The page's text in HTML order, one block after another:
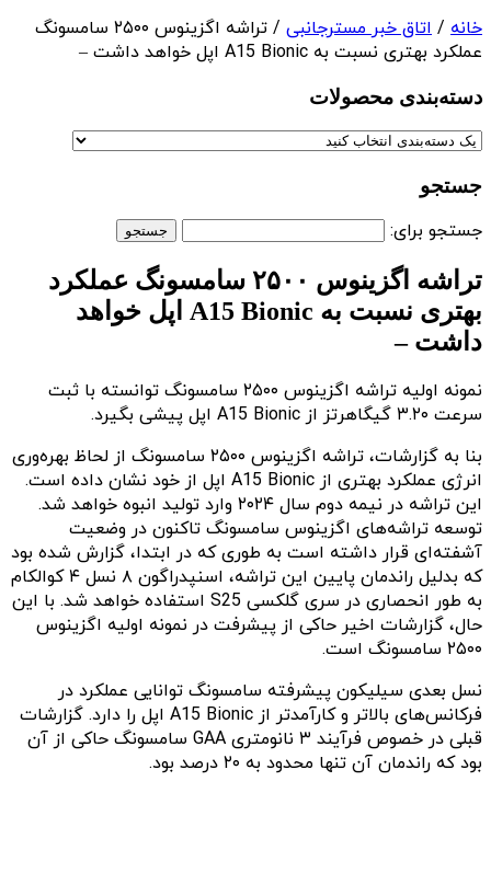
خانه / اتاق خبر مسترجانبی
/ تراشه اگزینوس ۲۵۰۰ سامسونگ
عملکرد بهتری نسبت به A15 Bionic اپل خواهد داشت –
دسته‌بندی‌ محصولات
جستجو
جستجو برای:
تراشه اگزینوس ۲۵۰۰ سامسونگ عملکرد
بهتری نسبت به A15 Bionic اپل خواهد
داشت –
نمونه اولیه تراشه اگزینوس ۲۵۰۰ سامسونگ توانسته با ثبت
سرعت ۳.۲۰ گیگاهرتز از A15 Bionic اپل پیشی بگیرد.
بنا به گزارشات، تراشه اگزینوس ۲۵۰۰ سامسونگ از لحاظ بهره‌وری
انرژی عملکرد بهتری از A15 Bionic اپل از خود نشان داده است.
این تراشه در نیمه دوم سال ۲۰۲۴ وارد تولید انبوه خواهد شد.
توسعه تراشه‌های اگزینوس سامسونگ تاکنون در وضعیت
آشفته‌ای قرار داشته است به طوری که در ابتدا، گزارش شده بود
که بدلیل راندمان پایین این تراشه، اسنپدراگون ۸ نسل ۴ کوالکام
به طور انحصاری در سری گلکسی S25 استفاده خواهد شد. با این
حال، گزارشات اخیر حاکی از پیشرفت در نمونه اولیه اگزینوس
۲۵۰۰ سامسونگ است.
نسل بعدی سیلیکون پیشرفته سامسونگ توانایی عملکرد در
فرکانس‌های بالاتر و کارآمدتر از A15 Bionic اپل را دارد. گزارشات
قبلی در خصوص فرآیند ۳ نانومتری GAA سامسونگ حاکی از آن
بود که راندمان آن تنها محدود به ۲۰ درصد بود.